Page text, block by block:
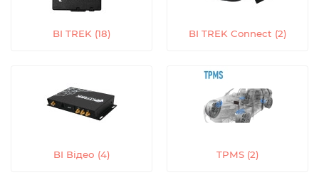
обладнання для GPS моніторингу, дозволяє
реального часу та отримувати повідомлення про
Також може бути використана програма для мобільних
пристроїв, яка дозволяє відстежувати розташування
BI TREK (18) BI TREK Connect (2)
BI Відео (4) TPMS (2)